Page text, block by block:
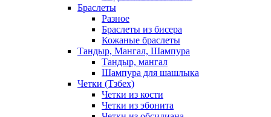
Браслеты
Разное
Браслеты из бисера
Кожаные браслеты
Тандыр, Мангал, Шампура
Тандыр, мангал
Шампура для шашлыка
Четки (Тзбех)
Четки из кости
Четки из эбонита